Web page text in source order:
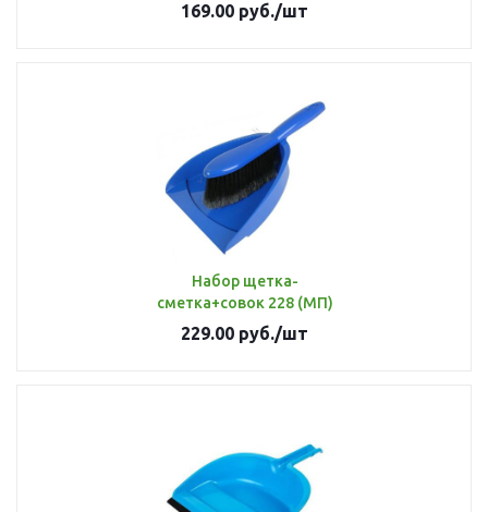
169.00 руб./шт
Набор щетка-
сметка+совок 228 (МП)
229.00 руб./шт